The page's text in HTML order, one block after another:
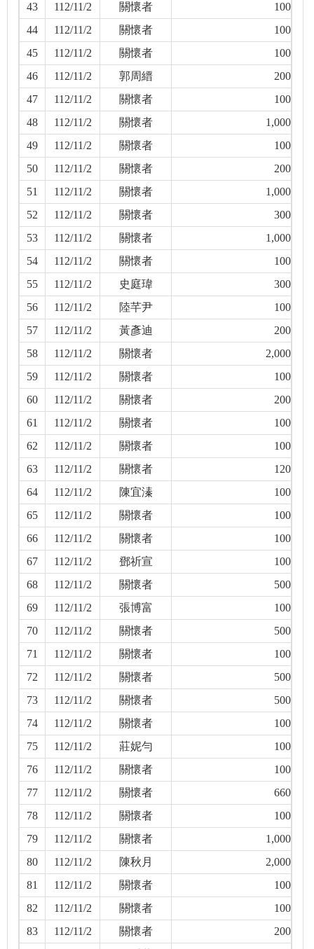
43
112/11/2 關懷者
100
44
112/11/2 關懷者
100
45
112/11/2 關懷者
100
46
112/11/2 郭周縉
200
47
112/11/2 關懷者
100
48
112/11/2 關懷者
1,000
49
112/11/2 關懷者
100
50
112/11/2 關懷者
200
51
112/11/2 關懷者
1,000
52
112/11/2 關懷者
300
53
112/11/2 關懷者
1,000
54
112/11/2 關懷者
100
55
112/11/2 史庭瑋
300
56
112/11/2 陸芊尹
100
57
112/11/2 黃彥迪
200
58
112/11/2 關懷者
2,000
59
112/11/2 關懷者
100
60
112/11/2 關懷者
200
61
112/11/2 關懷者
100
62
112/11/2 關懷者
100
63
112/11/2 關懷者
120
64
112/11/2 陳宜溱
100
65
112/11/2 關懷者
100
66
112/11/2 關懷者
100
67
112/11/2 鄧祈宣
100
68
112/11/2 關懷者
500
69
112/11/2 張博富
100
70
112/11/2 關懷者
500
71
112/11/2 關懷者
100
72
112/11/2 關懷者
500
73
112/11/2 關懷者
500
74
112/11/2 關懷者
100
75
112/11/2 莊妮勻
100
76
112/11/2 關懷者
100
77
112/11/2 關懷者
660
78
112/11/2 關懷者
100
79
112/11/2 關懷者
1,000
80
112/11/2 陳秋月
2,000
81
112/11/2 關懷者
100
82
112/11/2 關懷者
100
83
112/11/2 關懷者
200